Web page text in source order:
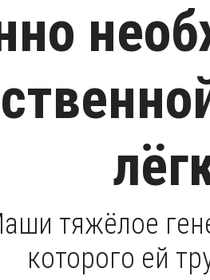
тяжёлое
которого ей